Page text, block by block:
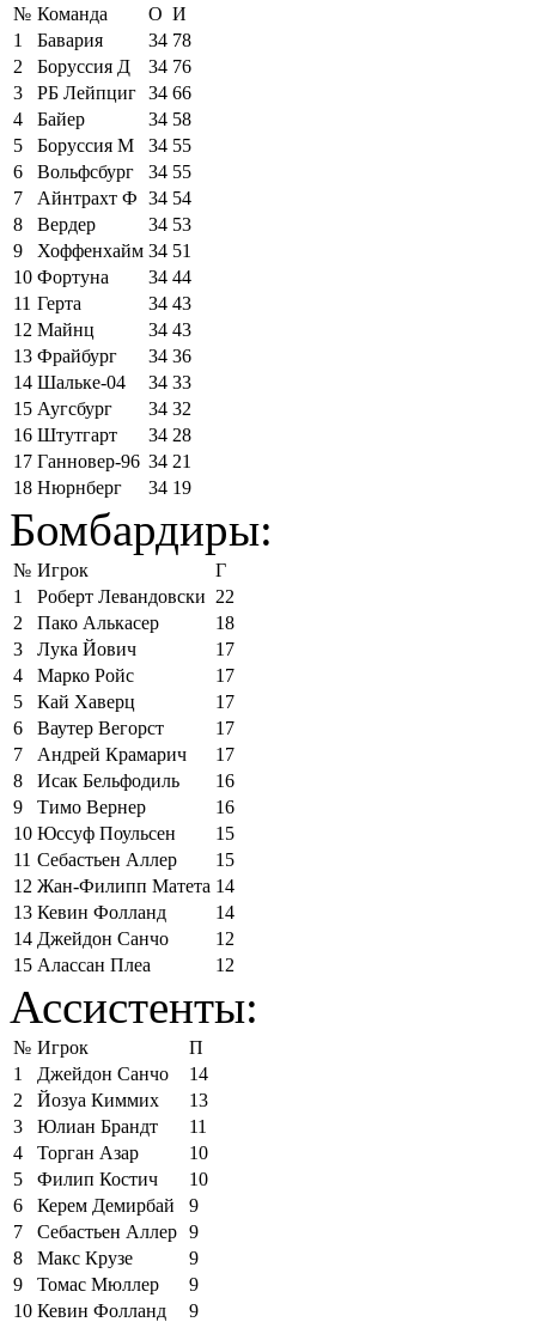
№ Команда О И
1
Бавария 34 78
2
Боруссия Д 34 76
3
РБ Лейпциг 34 66
4
Байер 34 58
5
Боруссия М 34 55
6
Вольфсбург 34 55
7
Айнтрахт Ф 34 54
8
Вердер 34 53
9
Хоффенхайм 34 51
10 Фортуна 34 44
11 Герта 34 43
12 Майнц 34 43
13 Фрайбург 34 36
14 Шальке-04 34 33
15 Аугсбург 34 32
16 Штутгарт 34 28
17 Ганновер-96 34 21
18 Нюрнберг 34 19
Бомбардиры:
№ Игрок
Г
1
Роберт Левандовски 22
2
Пако Алькасер
18
3
Лука Йович
17
4
Марко Ройс
17
5
Кай Хаверц
17
6
Ваутер Вегорст
17
7
Андрей Крамарич
17
8
Исак Бельфодиль
16
9
Тимо Вернер
16
10 Юссуф Поульсен
15
11 Себастьен Аллер
15
12 Жан-Филипп Матета 14
13 Кевин Фолланд
14
14 Джейдон Санчо
12
15 Алассан Плеа 12
Ассистенты:
№ Игрок
П
1
Джейдон Санчо
14
2
Йозуа Киммих
13
3
Юлиан Брандт
11
4
Торган Азар
10
5
Филип Костич
10
6
Керем Демирбай
9
7
Себастьен Аллер 9
8
Макс Крузе
9
9
Томас Мюллер
9
10 Кевин Фолланд
9